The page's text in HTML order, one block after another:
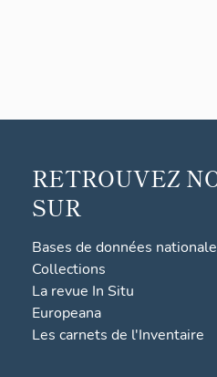
RETROUVEZ
SUR
Bases de données
Collections
La revue In Situ
Europeana
Les carnets de l'Inventaire